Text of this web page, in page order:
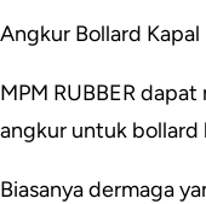
Angkur Bollard Kapal
MPM RUBBER
angkur untuk bollard
Biasanya dermaga